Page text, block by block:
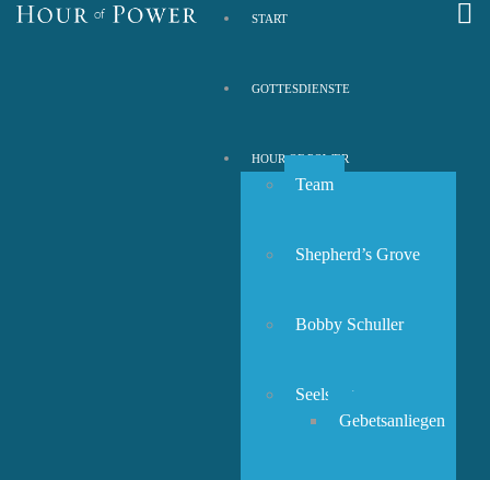
START
GOTTESDIENSTE
HOUR OF POWER
Team
Shepherd’s Grove
Bobby Schuller
Seelsorge
Gebetsanliegen